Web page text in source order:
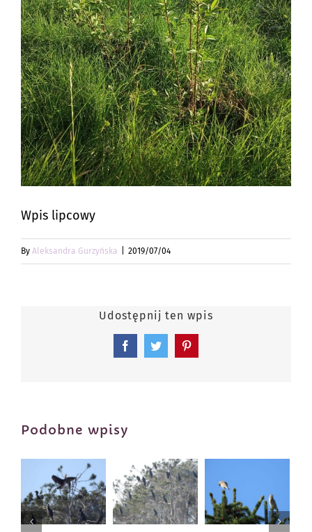
Wpis lipcowy
By Aleksandra Gurzyńska 2019/07/04
Udostępnij ten wpis
FacebookTwitterPinterest
Podobne wpisy